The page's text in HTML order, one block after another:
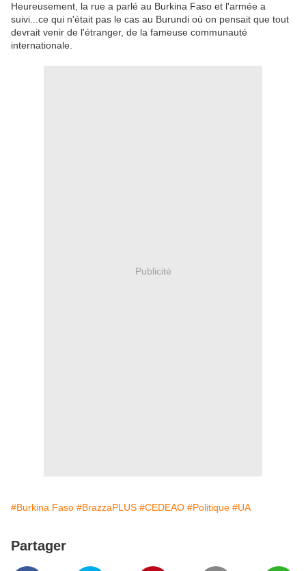
Heureusement, la rue a parlé au Burkina Faso et l'armée a
suivi...ce qui n'était pas le cas au Burundi où on pensait que tout
devrait venir de l'étranger, de la fameuse communauté
internationale.
Publicité
#Burkina Faso #BrazzaPLUS #CEDEAO #Politique #UA
Partager